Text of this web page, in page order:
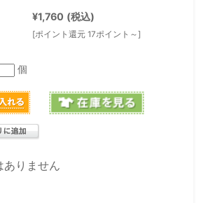
¥1,760 (税込)
[ポイント還元 17ポイント～]
個
ありません